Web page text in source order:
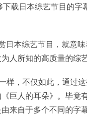
载日本综艺节目的字
本综艺节目，就意
人所知的高质量的综
样，不仅如此，通过
巨人的耳朵》。毕竟
来自于多个不同的字